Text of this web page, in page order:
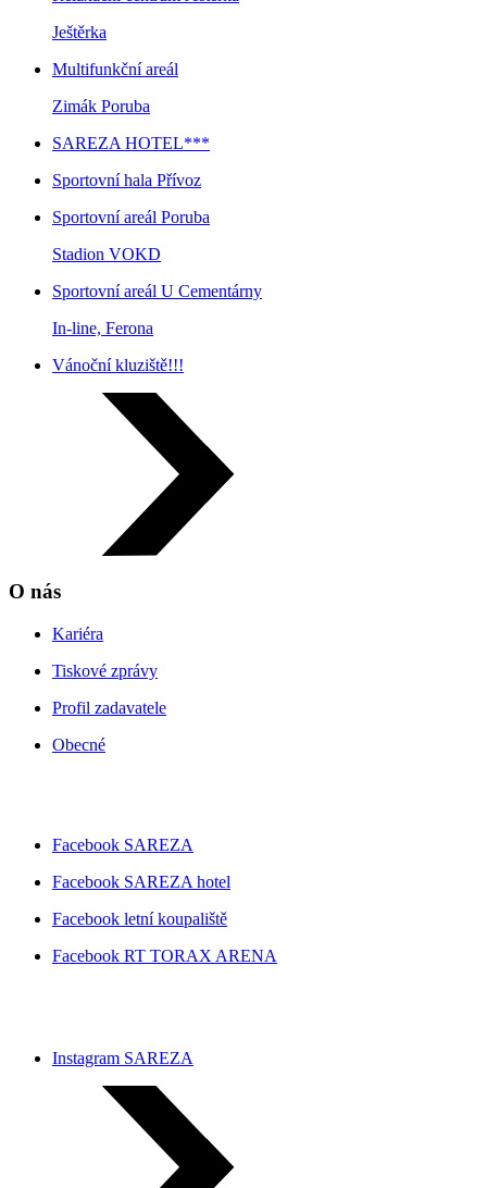
Telefon:
+420 596 977 420
Sokolská třída 44/2590 702 00 Ostrava - Moravská
Ostrava
Zobrazit na mapě
Ještěrka
Multifunkční areál
Zimák Poruba
SAREZA HOTEL***
Sportovní hala Přívoz
Sportovní areál Poruba
Stadion VOKD
Sportovní areál U Cementárny
In-line, Ferona
Vánoční kluziště!!!
O nás
Kariéra
Tiskové zprávy
Profil zadavatele
Obecné
Facebook SAREZA
Facebook SAREZA hotel
Facebook letní koupaliště
Facebook RT TORAX ARENA
Instagram SAREZA